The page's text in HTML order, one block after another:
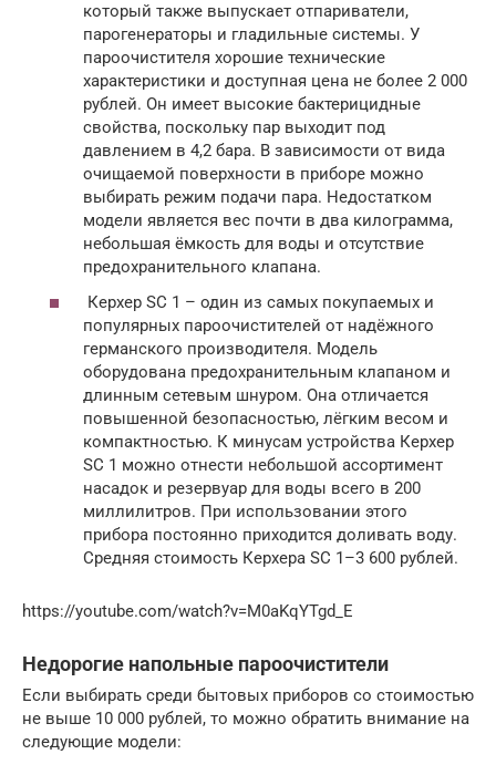
который также выпускает отпариватели,
парогенераторы и гладильные системы. У
пароочистителя хорошие технические
характеристики и доступная цена не более 2 000
рублей. Он имеет высокие бактерицидные
свойства, поскольку пар выходит под
давлением в 4,2 бара. В зависимости от вида
очищаемой поверхности в приборе можно
выбирать режим подачи пара. Недостатком
модели является вес почти в два килограмма,
небольшая ёмкость для воды и отсутствие
предохранительного клапана.
Керхер SC 1 – один из самых покупаемых и
популярных пароочистителей от надёжного
германского производителя. Модель
оборудована предохранительным клапаном и
длинным сетевым шнуром. Она отличается
повышенной безопасностью, лёгким весом и
компактностью. К минусам устройства Керхер
SC 1 можно отнести небольшой ассортимент
насадок и резервуар для воды всего в 200
миллилитров. При использовании этого
прибора постоянно приходится доливать воду.
Средняя стоимость Керхера SC 1–3 600 рублей.
https://youtube.com/watch?v=M0aKqYTgd_E
Недорогие напольные пароочистители
Если выбирать среди бытовых приборов со стоимостью
не выше 10 000 рублей, то можно обратить внимание на
следующие модели: